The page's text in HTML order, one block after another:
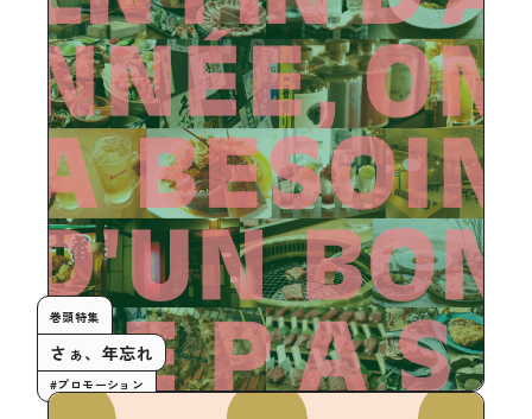
巻頭特集
さぁ、年忘れ
#プロモーション